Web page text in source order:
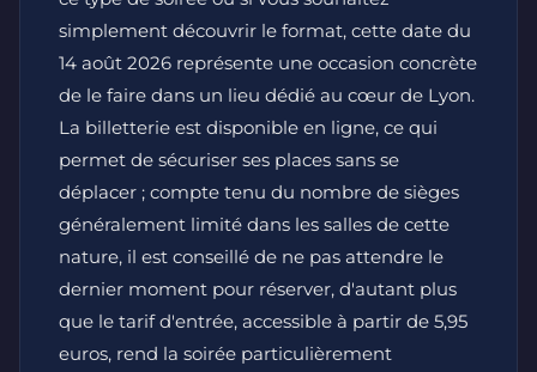
simplement découvrir le format, cette date du
14 août 2026 représente une occasion concrète
de le faire dans un lieu dédié au cœur de Lyon.
La billetterie est disponible en ligne, ce qui
permet de sécuriser ses places sans se
déplacer ; compte tenu du nombre de sièges
généralement limité dans les salles de cette
nature, il est conseillé de ne pas attendre le
dernier moment pour réserver, d'autant plus
que le tarif d'entrée, accessible à partir de 5,95
euros, rend la soirée particulièrement